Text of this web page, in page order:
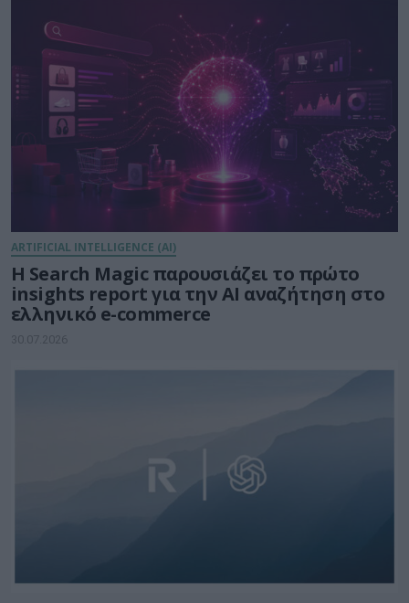
ARTIFICIAL INTELLIGENCE (AI)
Η Search Magic παρουσιάζει το πρώτο
insights report για την AI αναζήτηση στο
ελληνικό e-commerce
30.07.2026